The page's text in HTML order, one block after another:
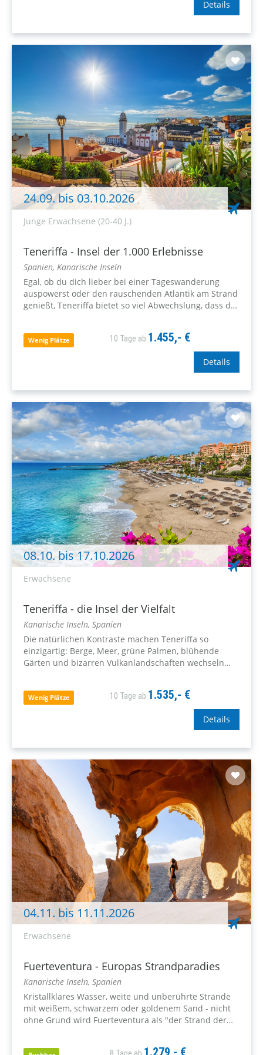
Details
24.09. bis 03.10.2026
Junge Erwachsene (20-40 J.)
Teneriffa - Insel der 1.000 Erlebnisse
Spanien, Kanarische Inseln
Egal, ob du dich lieber bei einer Tageswanderung
auspowerst oder den rauschenden Atlantik am Strand
genießt, Teneriffa bietet so viel Abwechslung, dass du
Wenig Plätze 10 Tage ab 1.455,- €
Details
08.10. bis 17.10.2026
Erwachsene
Teneriffa - die Insel der Vielfalt
Kanarische Inseln, Spanien
Die natürlichen Kontraste machen Teneriffa so
einzigartig: Berge, Meer, grüne Palmen, blühende
Gärten und bizarren Vulkanlandschaften wechseln
drückende...
Wenig Plätze 10 Tage ab 1.535,- €
Details
04.11. bis 11.11.2026
Erwachsene
Fuerteventura - Europas Strandparadies
Kanarische Inseln, Spanien
Kristallklares Wasser, weite und unberührte Strände
mit weißem, schwarzem oder goldenem Sand - nicht
ohne Grund wird Fuerteventura als "der Strand der
1.279,- €